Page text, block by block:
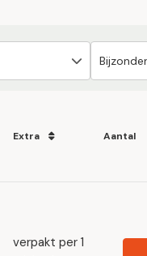
Extra Aantal
verpakt per 1